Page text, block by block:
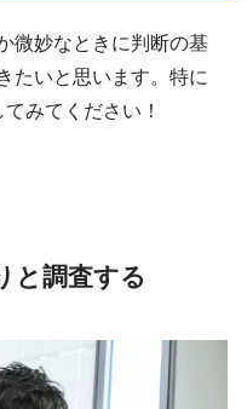
微妙なときに判断の基
たいと思います。特に
みてください！
と調査する